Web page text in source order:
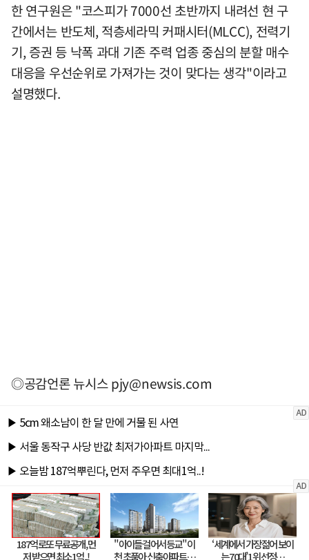
한 연구원은 "코스피가 7000선 초반까지 내려선 현 구
간에서는 반도체, 적층세라믹 커패시터(MLCC), 전력기
기, 증권 등 낙폭 과대 기존 주력 업종 중심의 분할 매수
대응을 우선순위로 가져가는 것이 맞다는 생각"이라고
설명했다.
◎공감언론 뉴시스pjy@newsis.com